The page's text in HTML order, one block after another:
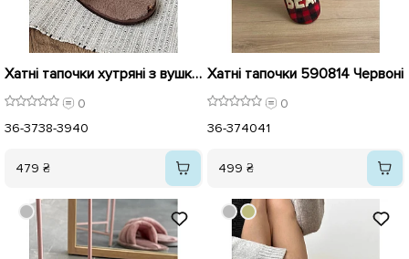
Хатні тапочки хутряні з вушками 590807 Бежеві
0
36-3738-3940
479 ₴
Хатні тапочки 590814 Червоні
0
36-374041
499 ₴